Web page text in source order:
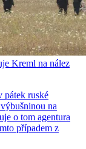
Kreml na nález
pátek ruské
na
o tom agentura
případem z